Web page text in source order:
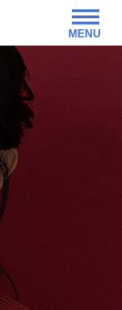
MENU